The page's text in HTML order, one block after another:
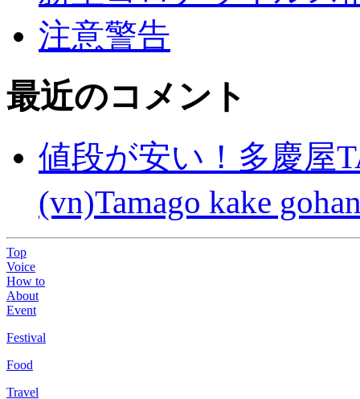
注意警告
最近のコメント
値段が安い！多慶屋
(vn)Tamago kake
Top
Voice
How to
About
Event
Festival
Food
Travel